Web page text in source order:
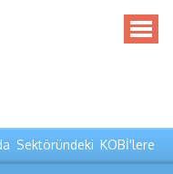
Sektöründeki KOBİ'lere